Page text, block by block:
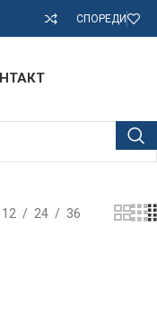
СПОРЕДИ
12 24 36